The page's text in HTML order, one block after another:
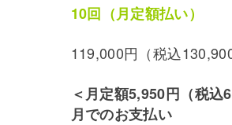
10回（月定額払い）
119,000円（税込130,900
＜月定額5,950円（税込
月でのお支払い